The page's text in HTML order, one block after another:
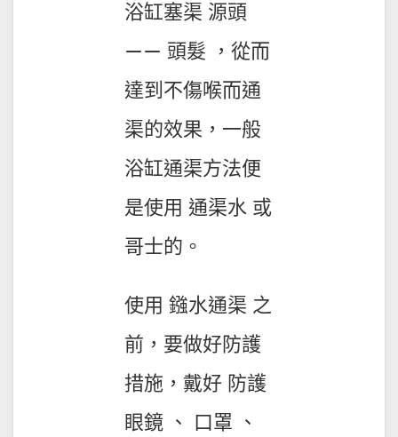
浴缸塞渠 源頭
—— 頭髮 ，從而
達到不傷喉而通
渠的效果，一般
浴缸通渠方法便
是使用 通渠水 或
哥士的。
使用 鏹水通渠 之
前，要做好防護
措施，戴好 防護
眼鏡 、 口罩 、